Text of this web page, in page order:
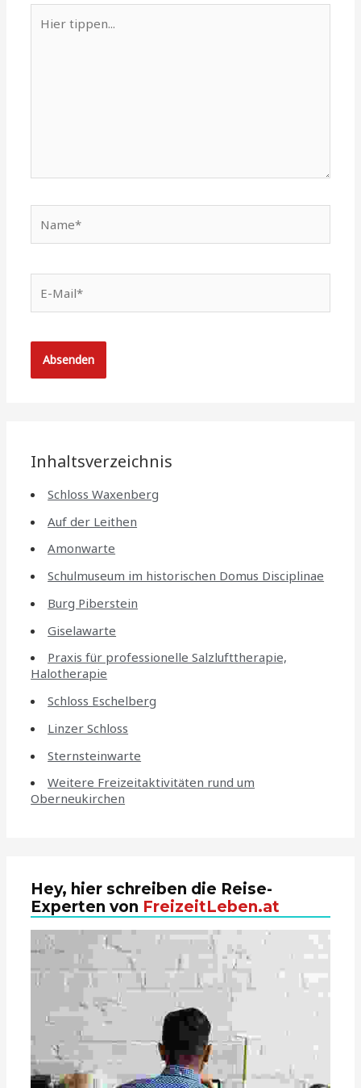
tippen...
Mail*
Inhaltsverzeichnis
Schloss Waxenberg
Auf der Leithen
Amonwarte
Schulmuseum im historischen Domus Disciplinae
Burg Piberstein
Giselawarte
Praxis für professionelle Salzlufttherapie,
Halotherapie
Schloss Eschelberg
Linzer Schloss
Sternsteinwarte
Weitere Freizeitaktivitäten rund um
Oberneukirchen
Hey, hier schreiben die Reise-
Experten von FreizeitLeben.at